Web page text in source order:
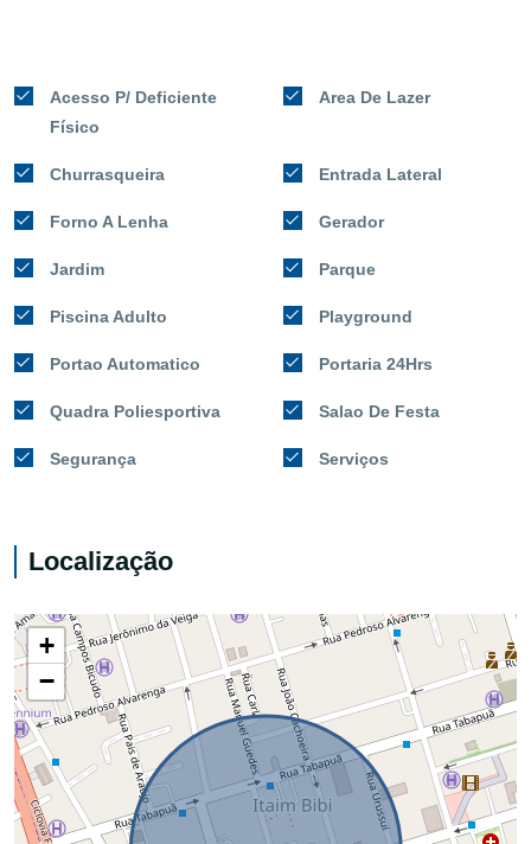
Acesso P/ Deficiente
Físico
Area De Lazer
Churrasqueira Entrada Lateral
Forno A Lenha Gerador
Jardim Parque
Piscina Adulto Playground
Portao Automatico Portaria 24Hrs
Quadra Poliesportiva Salao De Festa
Segurança Serviços
Localização
+
−